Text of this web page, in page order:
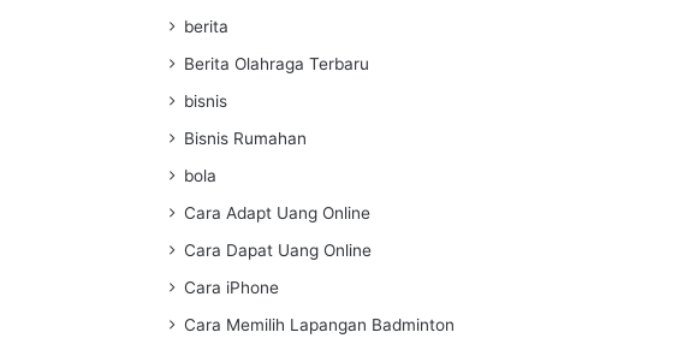
berita
Berita Olahraga Terbaru
bisnis
Bisnis Rumahan
bola
Cara Adapt Uang Online
Cara Dapat Uang Online
Cara iPhone
Cara Memilih Lapangan Badminton